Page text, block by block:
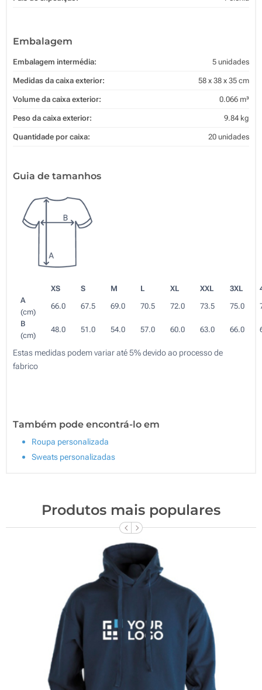
Embalagem
Embalagem intermédia: 5 unidades
Medidas da caixa exterior: 58 x 38 x 35 cm
Volume da caixa exterior: 0.066 m³
Peso da caixa exterior: 9.84 kg
Quantidade por caixa: 20 unidades
Guia de tamanhos
XS S M L XL XXL 3XL
A
(cm)
66.0 67.5 69.0 70.5 72.0 73.5 75.0
B
(cm)
48.0 51.0 54.0 57.0 60.0 63.0 66.0
Estas medidas podem variar até 5% devido ao processo de
fabrico
Também pode encontrá-lo em
Roupa personalizada
Sweats personalizadas
Produtos mais populares